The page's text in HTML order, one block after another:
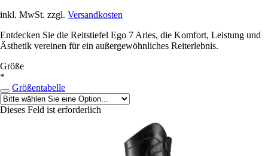
inkl. MwSt. zzgl. Versandkosten
Entdecken Sie die Reitstiefel Ego 7 Aries, die Komfort, Leistung und
Ästhetik vereinen für ein außergewöhnliches Reiterlebnis.
Größe
*
Größentabelle
Dieses Feld ist erforderlich